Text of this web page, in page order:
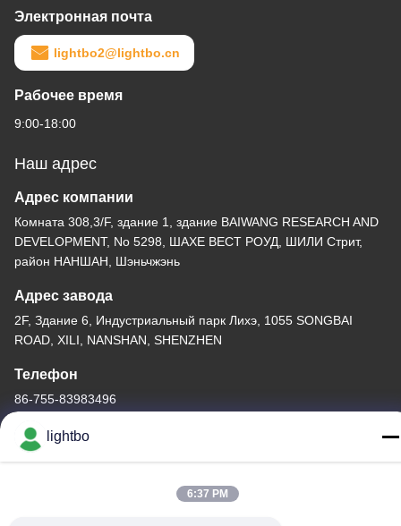
Электронная почта
lightbo2@lightbo.cn
Рабочее время
9:00-18:00
Наш адрес
Адрес компании
Комната 308,3/F, здание 1, здание BAIWANG RESEARCH AND
DEVELOPMENT, No 5298, ШАХЕ ВЕСТ РОУД, ШИЛИ Стрит,
район НАНШАН, Шэньчжэнь
Адрес завода
2F, Здание 6, Индустриальный парк Лихэ, 1055 SONGBAI
ROAD, XILI, NANSHAN, SHENZHEN
Телефон
86-755-83983496
Китай хорошо. Качество Дисплей СИД 7 этапов Доставщик.
lightbo
6:37 PM